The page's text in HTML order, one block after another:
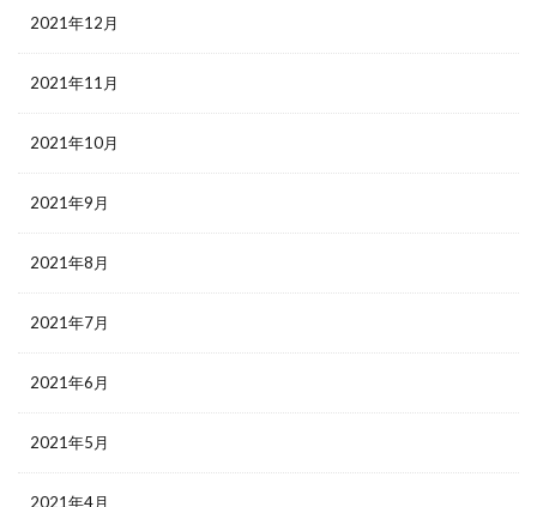
2021年12月
2021年11月
2021年10月
2021年9月
2021年8月
2021年7月
2021年6月
2021年5月
2021年4月